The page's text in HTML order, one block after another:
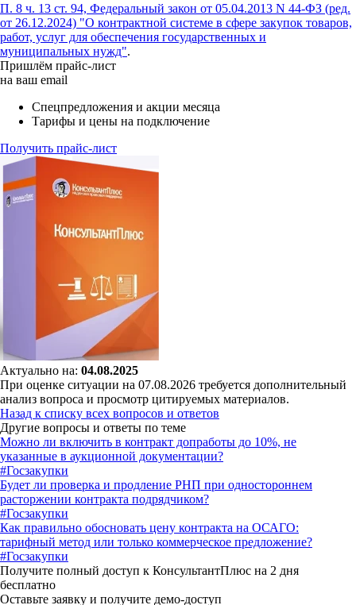
П. 8 ч. 13 ст. 94, Федеральный закон от 05.04.2013 N 44-ФЗ (ред.
от 26.12.2024) "О контрактной системе в сфере закупок товаров,
работ, услуг для обеспечения государственных и
муниципальных нужд".
Пришлём прайс-лист
на ваш email
Спецпредложения и акции месяца
Тарифы и цены на подключение
Получить прайс-лист
Актуально на: 04.08.2025
При оценке ситуации на 07.08.2026 требуется дополнительный
анализ вопроса и просмотр цитируемых материалов.
Назад к списку всех вопросов и ответов
Другие вопросы и ответы по теме
Можно ли включить в контракт допработы до 10%, не
указанные в аукционной документации?
#Госзакупки
Будет ли проверка и продление РНП при одностороннем
расторжении контракта подрядчиком?
#Госзакупки
Как правильно обосновать цену контракта на ОСАГО:
тарифный метод или только коммерческое предложение?
#Госзакупки
Получите полный доступ к КонсультантПлюс на 2 дня
бесплатно
Оставьте заявку и получите демо-доступ